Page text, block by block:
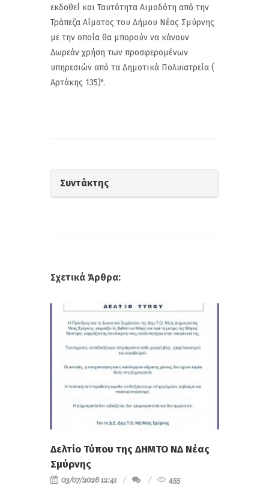
εκδοθεί και Ταυτότητα Αιμοδότη από την
Τράπεζα Αίματος του Δήμου Νέας Σμύρνης
με την οποία θα μπορούν να κάνουν
Δωρεάν χρήση των προσφερομένων
υπηρεσιών από τα Δημοτικά Πολυϊατρεία (
Αρτάκης 135)".
Συντάκτης
Σχετικά Άρθρα:
Δελτίο Τύπου της ΔΗΜΤΟ ΝΔ Νέας
Σμύρνης
03/07/2026 12:41 455